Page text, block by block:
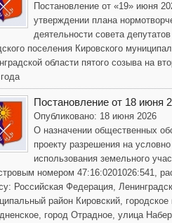
Постановление от «19» июня
утверждении плана
деятельности совета
поселения Кировского
области пятого созыва на
Постановление от 18 июня
Опубликовано: 18 июня 2026
О назначении общественных
проекту разрешения на
использования земельного
номером 47:16:0201026:541,
Российская Федерация,
район Кировский, городское
город Отрадное, улица